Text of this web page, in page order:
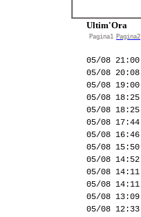
Ultim'Ora
Pagina1 Pagina2
05/08 21:00
05/08 20:08
05/08 19:00
05/08 18:25
05/08 18:25
05/08 17:44
05/08 16:46
05/08 15:50
05/08 14:52
05/08 14:11
05/08 14:11
05/08 13:09
05/08 12:33